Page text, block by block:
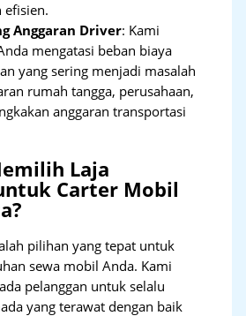
efisien.
Anggaran Driver: Kami
mengatasi beban biaya
yang sering menjadi masalah
rumah tangga, perusahaan,
anggaran transportasi
Laja
Carter Mobil
pilihan yang tepat untuk
sewa mobil Anda. Kami
pelanggan untuk selalu
yang terawat dengan baik